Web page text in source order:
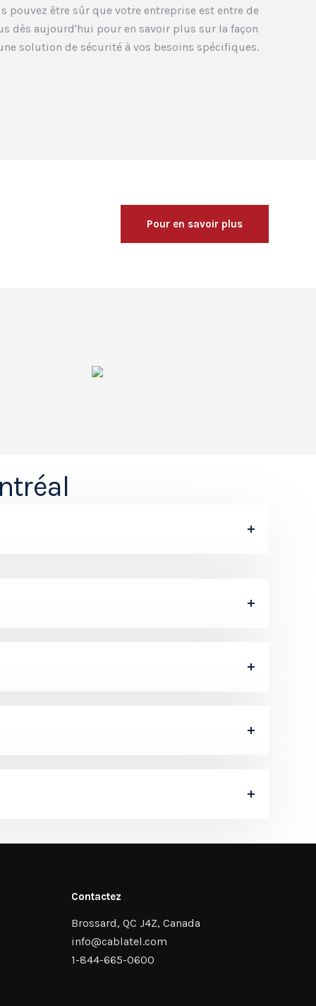
pouvez être sûr que votre entreprise est entre de
dès aujourd'hui pour en savoir plus sur la façon
solution de sécurité à vos besoins spécifiques.
Pour en savoir plus
Contactez
Brossard, QC J4Z, Canada
info@cablatel.com
1-844-665-0600